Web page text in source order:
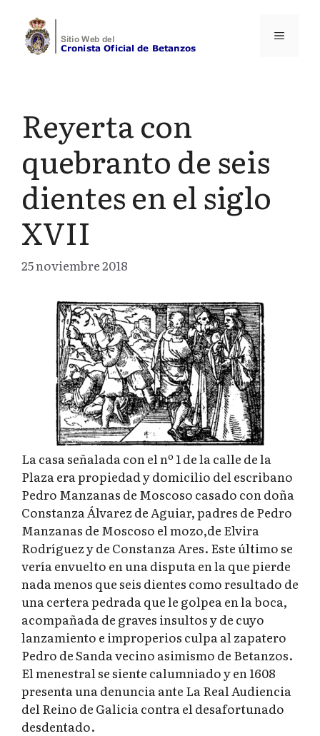
contenido
Menú
Reyerta con
quebranto de seis
dientes en el siglo
XVII
25 noviembre 2018
La casa señalada con el nº 1 de la calle de la
Plaza era propiedad y domicilio del escribano
Pedro Manzanas de Moscoso casado con doña
Constanza Álvarez de Aguiar, padres de Pedro
Manzanas de Moscoso el mozo,de Elvira
Rodríguez y de Constanza Ares. Este último se
vería envuelto en una disputa en la que pierde
nada menos que seis dientes como resultado de
una certera pedrada que le golpea en la boca,
acompañada de graves insultos y de cuyo
lanzamiento e improperios culpa al zapatero
Pedro de Sanda vecino asimismo de Betanzos.
El menestral se siente calumniado y en 1608
presenta una denuncia ante La Real Audiencia
del Reino de Galicia contra el desafortunado
desdentado.